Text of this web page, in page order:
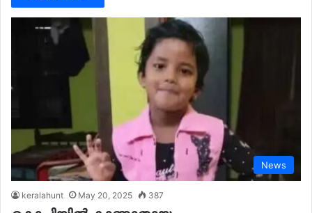
News
keralahunt May 20, 2025 387